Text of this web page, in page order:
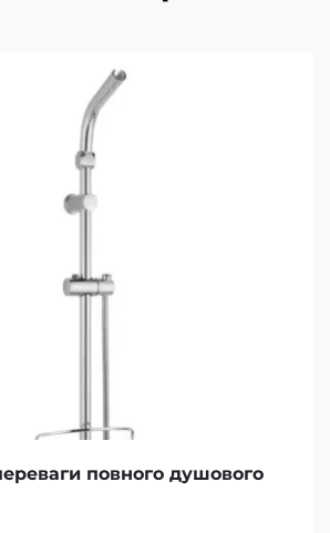
повного душового